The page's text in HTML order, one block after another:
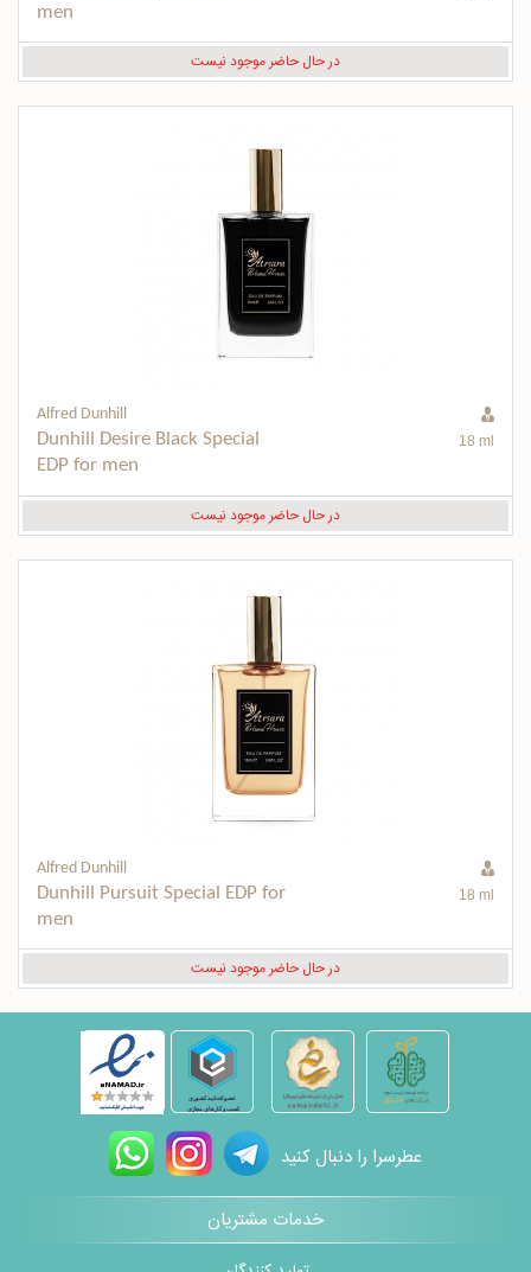
men
در حال حاضر موجود نیست
Alfred Dunhill
Dunhill Desire Black Special
EDP for men
18 ml
در حال حاضر موجود نیست
Alfred Dunhill
Dunhill Pursuit Special EDP for
men
18 ml
در حال حاضر موجود نیست
عطرسرا را دنبال کنید
خدمات مشتریان